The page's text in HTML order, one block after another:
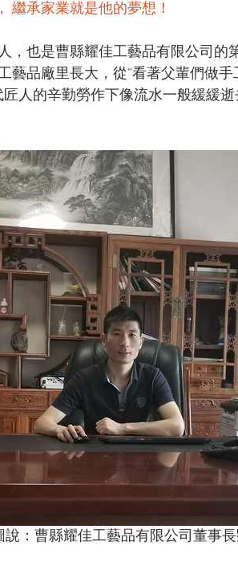
繼承家業就是他的夢想！
，也是曹縣耀佳工藝品有限公司的
藝品廠里長大，從“看著父輩們做手
人的辛勤勞作下像流水一般緩緩逝
說：曹縣耀佳工藝品有限公司董事長